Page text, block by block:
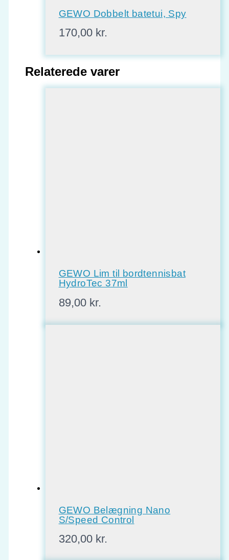
GEWO Dobbelt batetui, Spy
170,00 kr.
Relaterede varer
GEWO Lim til bordtennisbat
HydroTec 37ml
89,00 kr.
GEWO Belægning Nano
S/Speed Control
320,00 kr.